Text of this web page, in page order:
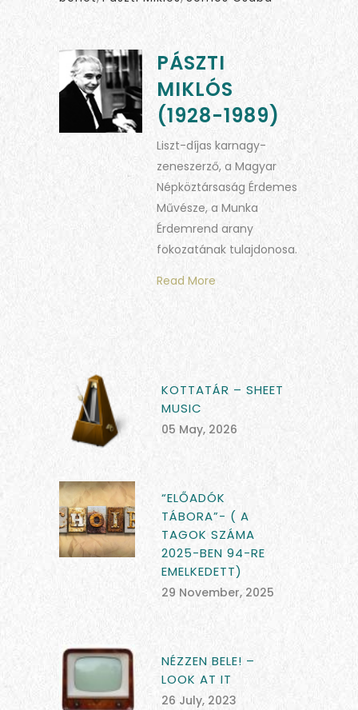
PÁSZTI
MIKLÓS
(1928-1989)
Liszt-díjas karnagy-
zeneszerző, a Magyar
Népköztársaság Érdemes
Művésze, a Munka
Érdemrend arany
fokozatának tulajdonosa.
Read More
KOTTATÁR – SHEET
MUSIC
05 May, 2026
“ELŐADÓK
TÁBORA”- ( A
TAGOK SZÁMA
2025-BEN 94-RE
EMELKEDETT)
29 November, 2025
NÉZZEN BELE! –
LOOK AT IT
26 July, 2023